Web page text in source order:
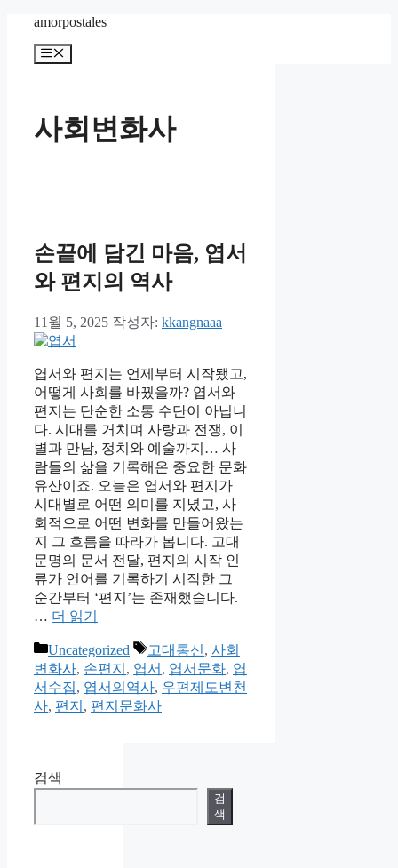
amorpostales
메
사회변화사
손끝에 담긴 마음, 엽서
와 편지의 역사
11월 5, 2025 작성자: kkangnaaa
엽서와 편지는 언제부터 시작됐고,
어떻게 사회를 바꿨을까? 엽서와
편지는 단순한 소통 수단이 아닙니
다. 시대를 거치며 사랑과 전쟁, 이
별과 만남, 정치와 예술까지… 사
람들의 삶을 기록해온 중요한 문화
유산이죠. 오늘은 엽서와 편지가
시대별로 어떤 의미를 지녔고, 사
회적으로 어떤 변화를 만들어왔는
지 그 흐름을 따라가 봅니다. 고대
문명의 문서 전달, 편지의 시작 인
류가 언어를 기록하기 시작한 그
순간부터 ‘편지’는 존재했습니다.
… 더 읽기
카
테
고
리
Uncategorized
태
그
고대통신, 사회
변화사, 손편지 , 엽서 , 엽서문화, 엽
서수집, 엽서의역사, 우편제도변천
사, 편지 , 편지문화사
검색
검
색